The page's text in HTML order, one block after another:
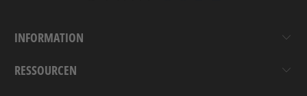
INFORMATION
RESSOURCEN